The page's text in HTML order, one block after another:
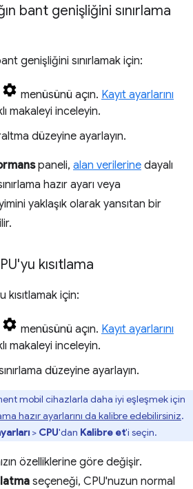
bant genişliğini sınırlama
genişliğini sınırlamak için:
menüsünü açın. Kayıt ayarlarını
makaleyi inceleyin.
düzeyine ayarlayın.
paneli, alan verilerine dayalı
hazır ayarı veya
yaklaşık olarak yansıtan bir
kısıtlama
kısıtlamak için:
menüsünü açın. Kayıt ayarlarını
makaleyi inceleyin.
düzeyine ayarlayın.
mobil cihazlarla daha iyi eşleşmek için
hazır ayarlarını da kalibre edebilirsiniz.
> CPU'dan Kalibre et'i seçin.
özelliklerine göre değişir.
seçeneği, CPU'nuzun normal